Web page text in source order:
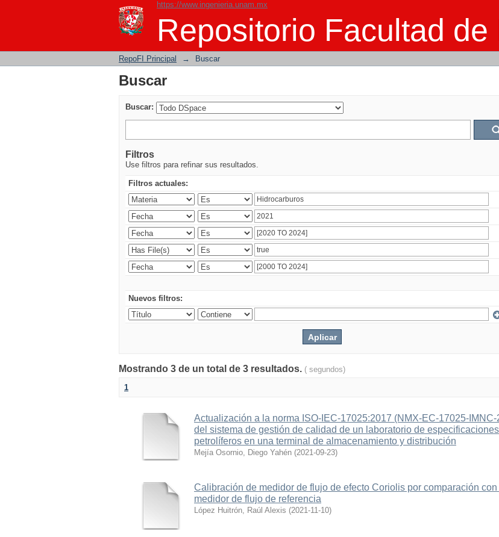
https://www.ingenieria.unam.mx
Repositorio Facultad
Buscar
RepoFI Principal → Buscar
Buscar
Buscar:
Filtros
Use filtros para refinar sus resultados.
Filtros actuales:
Nuevos filtros:
Mostrando 3 de un total de 3 resultados. ( segundos)
1
Actualización a la norma ISO-IEC-17025:2017 (NMX-EC-17025-IMNC-
del sistema de gestión de calidad de un laboratorio de
petrolíferos en una terminal de almacenamiento y distribución
Mejía Osornio, Diego Yahén (2021-09-23)
Calibración de medidor de flujo de efecto Coriolis por comparación con
medidor de flujo de referencia
López Huitrón, Raúl Alexis (2021-11-10)